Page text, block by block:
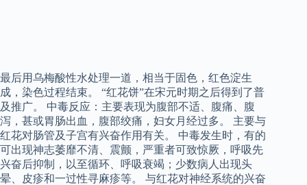
最后用乌梅酸性水处理一道，相当于固色，红色淀生
成，染色过程结束。 “红花饼”在宋元时期之后得到了普
及推广。 中毒反应：主要表现为腹部不适、腹痛、腹
泻，甚或胃肠出血，腹部绞痛，妇女月经过多。 主要与
红花对肠管及子宫有兴奋作用有关。 中毒发生时，有的
可出现神志萎靡不清、震颤，严重者可致惊厥，呼吸先
兴奋后抑制，以至循环、呼吸衰竭；少数病人出现头
晕、皮疹和一过性寻麻疹等。 与红花对神经系统的兴奋